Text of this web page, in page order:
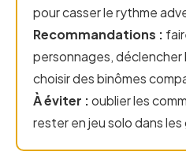
pour casser le rythme
Recommandations :
personnages, déclencher
choisir des binômes
À éviter :oublier les
rester en jeu solo dans